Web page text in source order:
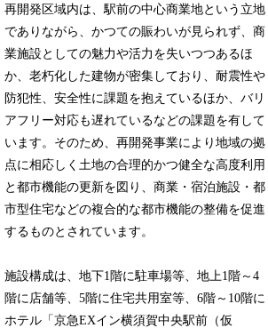
再開発区域内は、駅前の中心商業地という立地
でありながら、かつての賑わいが見られず、商
業施設としての魅力や活力を失いつつあるほ
か、老朽化した建物が密集しており、耐震性や
防犯性、安全性に課題を抱えているほか、バリ
アフリー対応も遅れているなどの課題を有して
います。そのため、再開発事業により地域の拠
点に相応しく土地の合理的かつ健全な高度利用
と都市機能の更新を図り、商業・宿泊施設・都
市型住宅などの複合的な都市機能の整備を促進
するものとされています。
施設構成は、地下1階に駐車場等、地上1階～4
階に店舗等、5階に住宅共用室等、6階～10階に
ホテル「京急EXイン横須賀中央駅前（仮